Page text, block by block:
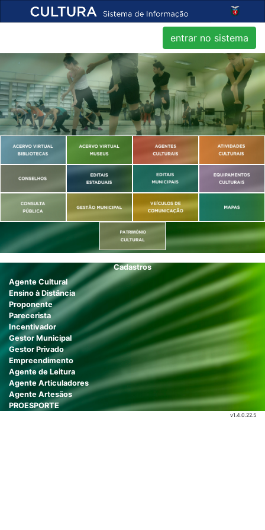
entrar no sistema
Cadastros
Agente Cultural
Ensino à Distância
Proponente
Parecerista
Incentivador
Gestor Municipal
Gestor Privado
Empreendimento
Agente de Leitura
Agente Articuladores
Agente Artesãos
PROESPORTE
v1.4.0.22.5